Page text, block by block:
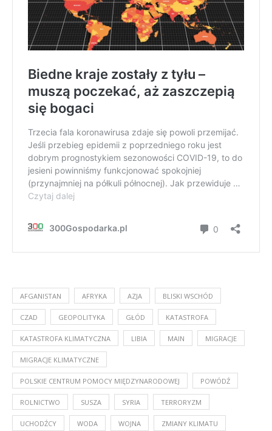
AFGANISTAN AFRYKA AZJA BLISKI WSCHÓD
CZAD GEOPOLITYKA GŁÓD KATASTROFA
KATASTROFA KLIMATYCZNA LIBIA MAIN MIGRACJE
MIGRACJE KLIMATYCZNE
POLSKIE CENTRUM POMOCY MIĘDZYNARODOWEJ POWÓDŹ
ROLNICTWO SUSZA SYRIA TERRORYZM
UCHODŹCY WODA WOJNA ZMIANY KLIMATU